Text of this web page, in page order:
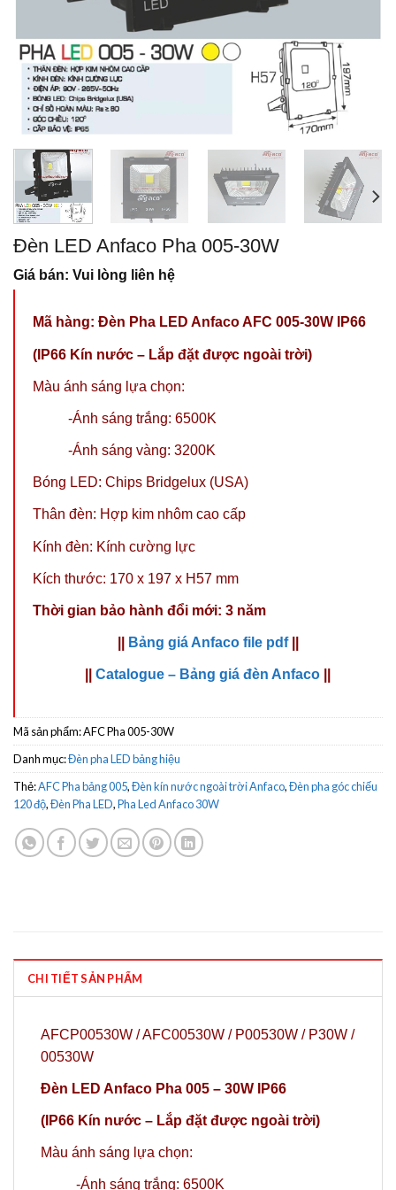
Đèn LED Anfaco Pha 005-30W
Giá bán: Vui lòng liên hệ
Mã hàng: Đèn Pha LED Anfaco AFC 005-30W IP66
(IP66 Kín nước – Lắp đặt được ngoài trời)
Màu ánh sáng lựa chọn:
-Ánh sáng trắng: 6500K
-Ánh sáng vàng: 3200K
Bóng LED: Chips Bridgelux (USA)
Thân đèn: Hợp kim nhôm cao cấp
Kính đèn: Kính cường lực
Kích thước: 170 x 197 x H57 mm
Thời gian bảo hành đổi mới: 3 năm
Bảng giá Anfaco file pdf
Catalogue – Bảng giá đèn Anfaco
Mã sản phẩm:AFC Pha 005-30W
Danh mục:Đèn pha LED bảng hiệu
Thẻ:AFC Pha bảng 005,Đèn kín nước ngoài trời Anfaco,Đèn pha góc chiếu
120 độ,Đèn Pha LED,Pha Led Anfaco 30W
CHI TIẾT SẢN PHẨM
AFCP00530W / AFC00530W / P00530W / P30W /
00530W
Đèn LED Anfaco Pha 005 – 30W IP66
(IP66 Kín nước – Lắp đặt được ngoài trời)
Màu ánh sáng lựa chọn:
-Ánh sáng trắng: 6500K